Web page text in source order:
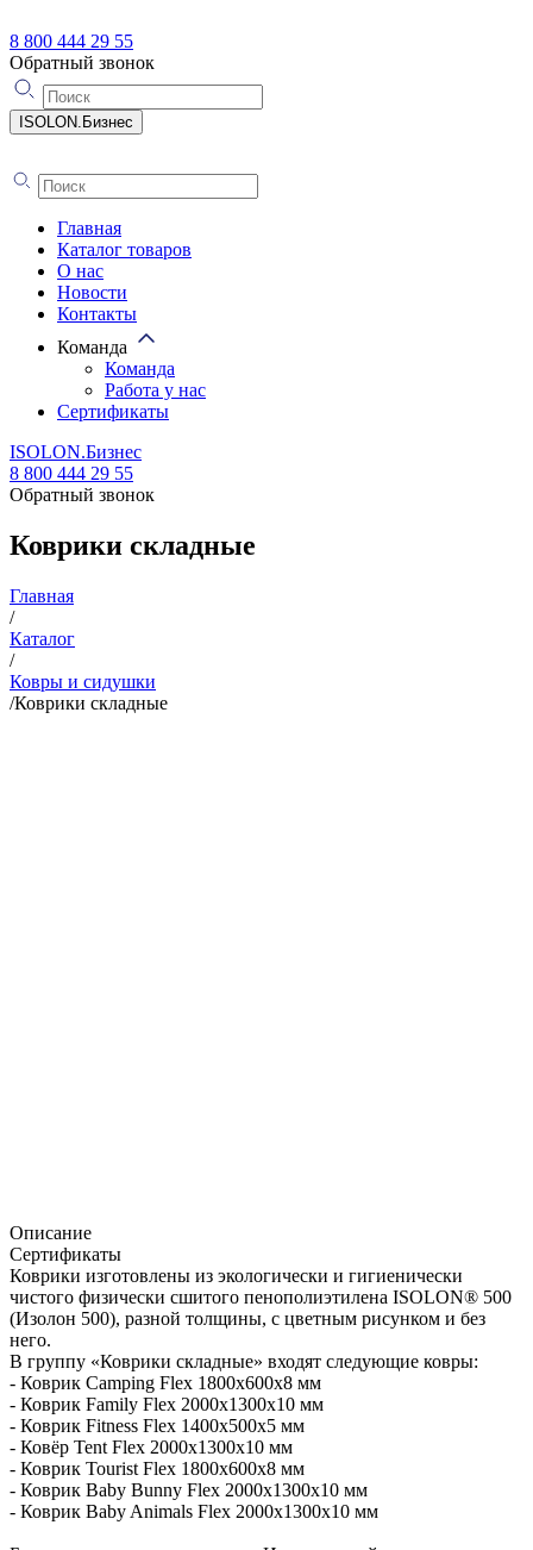
8 800 444 29 55
Обратный звонок
ISOLON.Бизнес
Главная
Каталог товаров
О нас
Новости
Контакты
Команда
Команда
Работа у нас
Сертификаты
ISOLON.Бизнес
8 800 444 29 55
Обратный звонок
Коврики складные
Главная
/
Каталог
/
Ковры и сидушки
/Коврики складные
Описание
Сертификаты
Коврики изготовлены из экологически и гигиенически
чистого физически сшитого пенополиэтилена ISOLON® 500
(Изолон 500), разной толщины, с цветным рисунком и без
него.
В группу «Коврики складные» входят следующие ковры:
- Коврик Camping Flex 1800х600х8 мм
- Коврик Family Flex 2000х1300х10 мм
- Коврик Fitness Flex 1400х500х5 мм
- Ковёр Tent Flex 2000х1300х10 мм
- Коврик Tourist Flex 1800х600х8 мм
- Коврик Baby Bunny Flex 2000x1300x10 мм
- Коврик Baby Animals Flex 2000x1300x10 мм